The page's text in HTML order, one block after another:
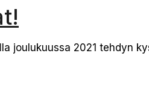
joulukuussa 2021 tehdyn